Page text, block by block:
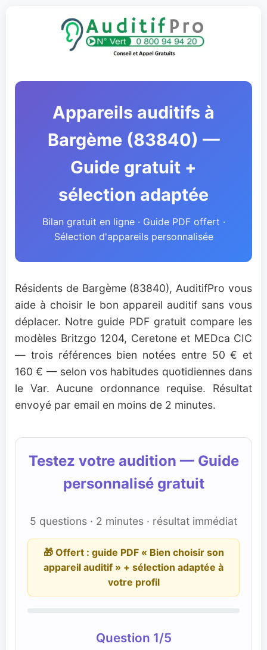
Appareils auditifs à
Bargème (83840) —
Guide gratuit +
sélection adaptée
Bilan gratuit en ligne · Guide PDF offert ·
Sélection d'appareils personnalisée
Résidents de Bargème (83840), AuditifPro vous
aide à choisir le bon appareil auditif sans vous
déplacer. Notre guide PDF gratuit compare les
modèles Britzgo 1204, Ceretone et MEDca CIC
— trois références bien notées entre 50 € et
160 € — selon vos habitudes quotidiennes dans
le Var. Aucune ordonnance requise. Résultat
envoyé par email en moins de 2 minutes.
Testez votre audition — Guide
personnalisé gratuit
5 questions · 2 minutes · résultat immédiat
🎁 Offert : guide PDF « Bien choisir son
appareil auditif » + sélection adaptée à
votre profil
Question 1/5